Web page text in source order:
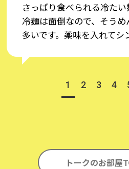
さっぱり食べられる冷たい
冷麺は面倒なので、そう
多いです。薬味を入れてシ
1 2 3 4
トークのお部屋